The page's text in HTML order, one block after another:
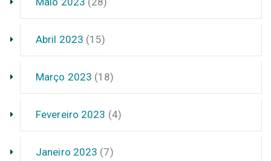
Abril 2023 (15)
Março 2023 (18)
Fevereiro 2023 (4)
Janeiro 2023 (7)